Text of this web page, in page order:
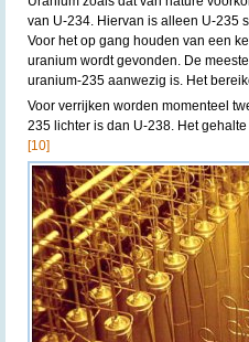
van U-234. Hiervan is alleen U-235
Voor het op gang houden van een
uranium wordt gevonden. De
uranium-235 aanwezig is. Het
Voor verrijken worden momenteel
235 lichter is dan U-238. Het
[10]